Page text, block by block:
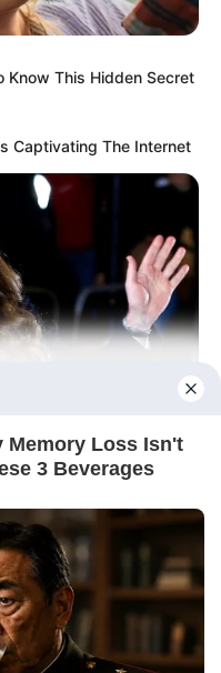
Know This Hidden Secret
Captivating The Internet
William's Breath